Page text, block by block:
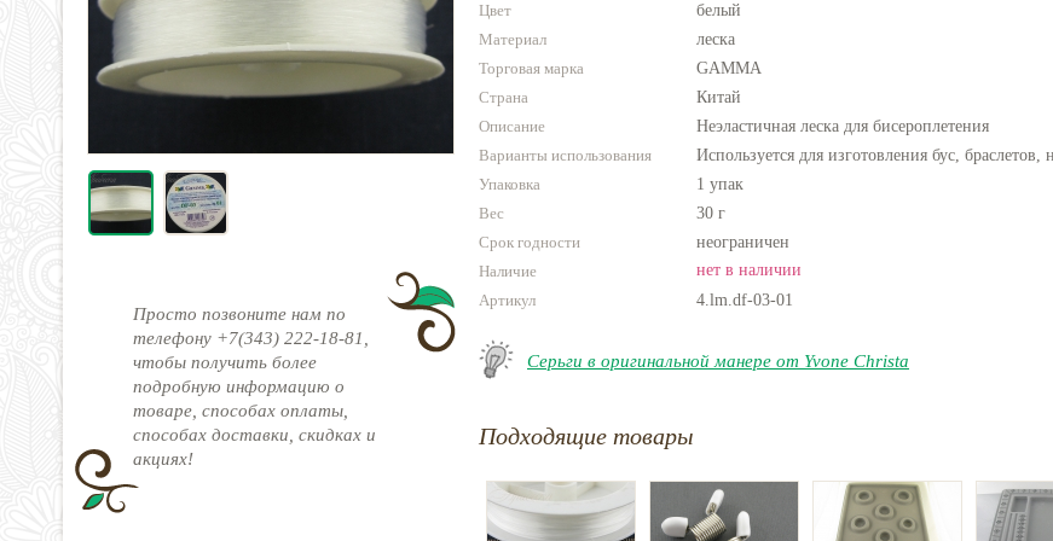
Просто позвоните нам по
телефону +7(343) 222-18-81,
чтобы получить более
подробную информацию о
товаре, способах оплаты,
способах доставки, скидках и
акциях!
Цвет
белый
Материал
леска
Торговая марка
GAMMA
Страна
Китай
Описание
Неэластичная леска для бисероплетения
Варианты использования
Используется для изготовления бус, браслетов,
Упаковка
1 упак
Вес
30 г
Срок годности
неограничен
Наличие
нет в наличии
Артикул
4.lm.df-03-01
Серьги в оригинальной манере от Yvone Christa
Подходящие товары